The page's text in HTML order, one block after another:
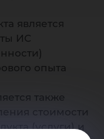
является
ИС
опыта
также
стоимости
(услуги) и